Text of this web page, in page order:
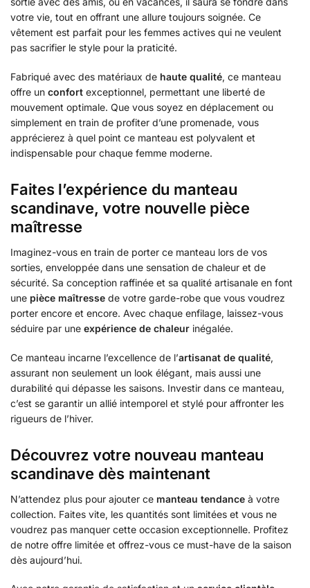
votre vie, tout en offrant une allure toujours soignée. Ce
vêtement est parfait pour les femmes actives qui ne veulent
pas sacrifier le style pour la praticité.
Fabriqué avec des matériaux de haute qualité, ce manteau
offre un confort exceptionnel, permettant une liberté de
mouvement optimale. Que vous soyez en déplacement ou
simplement en train de profiter d’une promenade, vous
apprécierez à quel point ce manteau est polyvalent et
indispensable pour chaque femme moderne.
Faites l’expérience du manteau
scandinave, votre nouvelle pièce
maîtresse
Imaginez-vous en train de porter ce manteau lors de vos
sorties, enveloppée dans une sensation de chaleur et de
sécurité. Sa conception raffinée et sa qualité artisanale en font
une pièce maîtresse de votre garde-robe que vous voudrez
porter encore et encore. Avec chaque enfilage, laissez-vous
séduire par une expérience de chaleur inégalée.
Ce manteau incarne l’excellence de l’artisanat de qualité,
assurant non seulement un look élégant, mais aussi une
durabilité qui dépasse les saisons. Investir dans ce manteau,
c’est se garantir un allié intemporel et stylé pour affronter les
rigueurs de l’hiver.
Découvrez votre nouveau manteau
scandinave dès maintenant
N’attendez plus pour ajouter ce manteau tendance à votre
collection. Faites vite, les quantités sont limitées et vous ne
voudrez pas manquer cette occasion exceptionnelle. Profitez
de notre offre limitée et offrez-vous ce must-have de la saison
dès aujourd’hui.